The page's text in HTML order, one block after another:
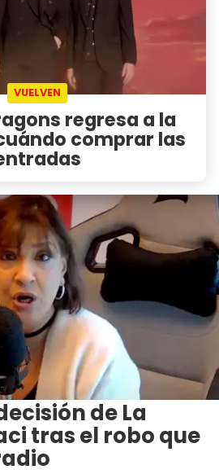
VUELVEN
regresa a la
comprar las
de La
tras el robo que